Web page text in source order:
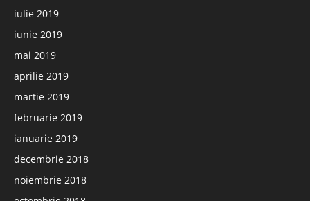
iulie 2019
iunie 2019
mai 2019
aprilie 2019
martie 2019
februarie 2019
ianuarie 2019
decembrie 2018
noiembrie 2018